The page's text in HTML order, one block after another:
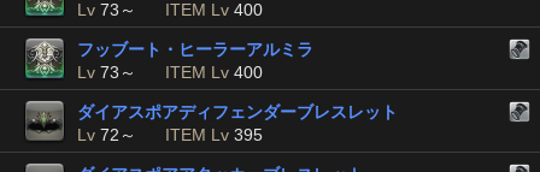
Lv 73～ ITEM Lv 400
フッブート・ヒーラーアルミラ
Lv 73～ ITEM Lv 400
ダイアスポアディフェンダーブレスレット
Lv 72～ ITEM Lv 395